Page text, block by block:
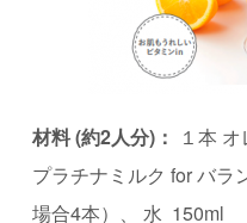
材料 (約2人分)：
１本
プラチナミルク for バ
場合4本）、 水 150ml